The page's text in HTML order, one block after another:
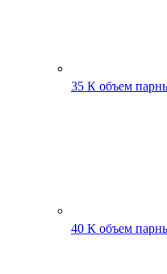
35 К объем
40 К объем